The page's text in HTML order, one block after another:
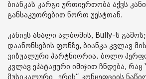
ბიანკას კარგი ურთიერთობა აქვს
განსაკუთრებით ნორთ უესტთან.
კანიეს ახალი ალბომის, Bully-ს
დაანონსების ფონზე, ბიანკა კვლავ
ვიზუალური პარტნიორია. ბოლო
კვლავ ეპატაჟური იმიჯით ჩნდება, რაც